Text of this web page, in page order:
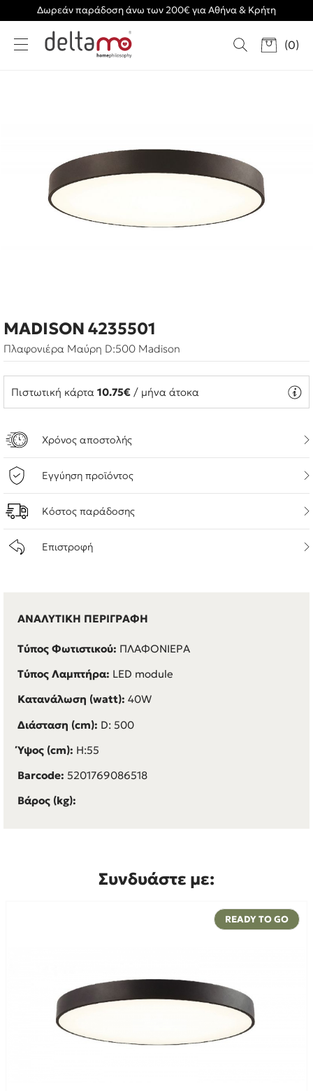
Δωρεάν παράδοση άνω των 200€ για Αθήνα & Κρήτη
(0)
MADISON 4235501
Πλαφονιέρα Μαύρη D:500 Madison
Πιστωτική κάρτα 10.75€ / μήνα άτοκα
Χρόνος αποστολής
Εγγύηση προϊόντος
Κόστος παράδοσης
Επιστροφή
ΑΝΑΛΥΤΙΚΗ ΠΕΡΙΓΡΑΦΗ
Τύπος Φωτιστικού: ΠΛΑΦΟΝΙΕΡΑ
Τύπος Λαμπτήρα: LED module
Κατανάλωση (watt): 40W
Διάσταση (cm): D: 500
Ύψος (cm): H:55
Barcode: 5201769086518
Βάρος (kg):
Συνδυάστε με:
READY TO GO